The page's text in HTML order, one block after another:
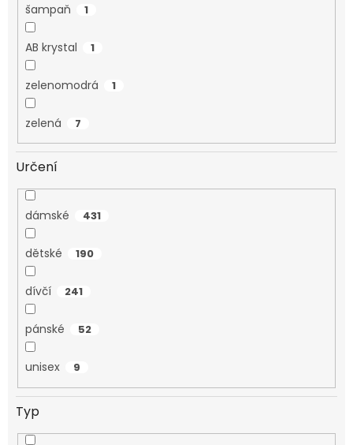
šampaň 1
AB krystal 1
zelenomodrá 1
zelená 7
Určení
dámské 431
dětské 190
dívčí 241
pánské 52
unisex 9
Typ